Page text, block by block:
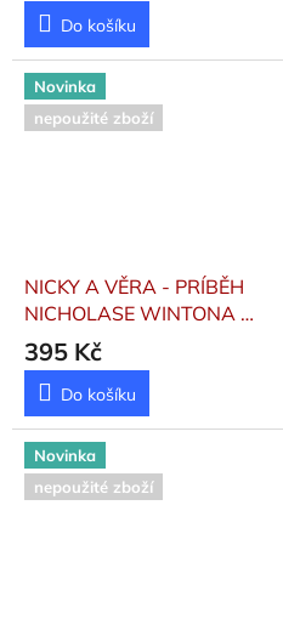
Do košíku
Novinka
nepoužité zboží
NICKY A VĚRA - PRÍBĚH
NICHOLASE WINTONA A
JEHO DĚTÍ
395 Kč
Do košíku
Novinka
nepoužité zboží